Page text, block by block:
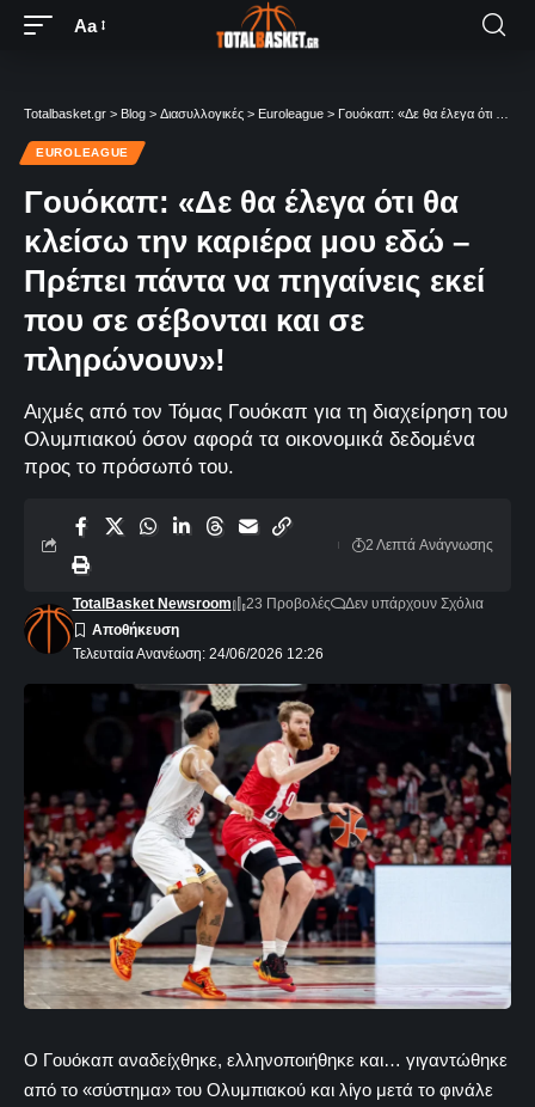
Aa
Totalbasket.gr > Blog > Διασυλλογικές > Euroleague > Γουόκαπ: «Δε θα έλεγα ότι θα κλείσω την καριέρα μου εδώ – Πρέπει πάντα να πηγαίνεις εκεί που σε σέβονται και σε πληρώνουν»!
EUROLEAGUE
Γουόκαπ: «Δε θα έλεγα ότι θα
κλείσω την καριέρα μου εδώ –
Πρέπει πάντα να πηγαίνεις εκεί
που σε σέβονται και σε
πληρώνουν»!
Αιχμές από τον Τόμας Γουόκαπ για τη διαχείρηση του
Ολυμπιακού όσον αφορά τα οικονομικά δεδομένα
προς το πρόσωπό του.
Τελευταία Ανανέωση: 24/06/2026 12:26
TotalBasket Newsroom 23 Προβολές Δεν υπάρχουν Σχόλια
2 Λεπτά Aνάγνωσης
Ο Γουόκαπ αναδείχθηκε, ελληνοποιήθηκε και… γιγαντώθηκε
από το «σύστημα» του Ολυμπιακού και λίγο μετά το φινάλε